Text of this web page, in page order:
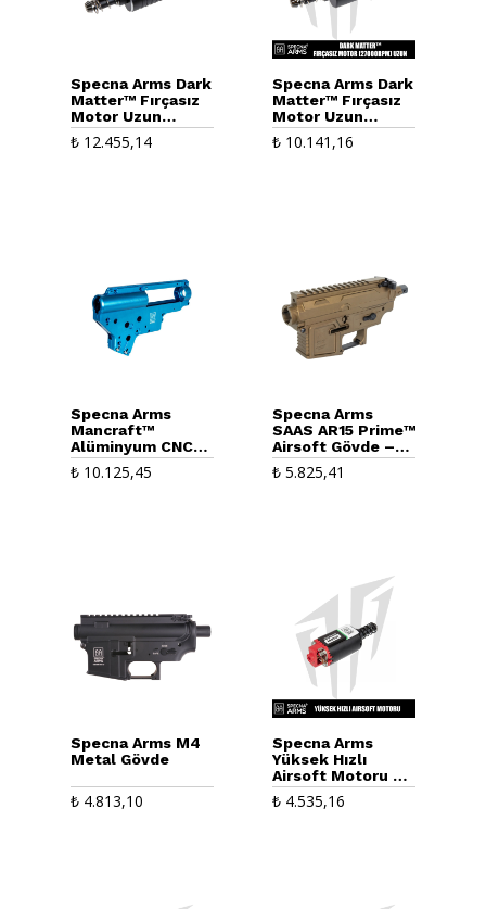
Specna Arms Dark
Matter™ Fırçasız
Motor Uzun
(34000RPM)
₺12.455,14
Specna Arms Dark
Matter™ Fırçasız
Motor Uzun
(27000RPM)
₺ 10.141,16
Specna Arms
Mancraft™
Alüminyum CNC
V2 Gearbox
₺10.125,45
Specna Arms
SAAS AR15 Prime™
Airsoft Gövde –
Bronz
₺ 5.825,41
Specna Arms M4
Metal Gövde
₺4.813,10
Specna Arms
Yüksek Hızlı
Airsoft Motoru –
Uzun
₺ 4.535,16